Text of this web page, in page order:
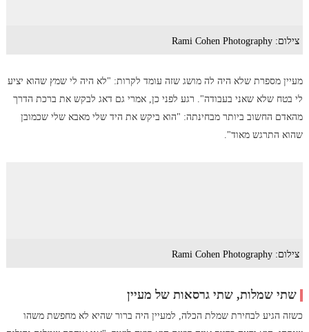
צילום: Rami Cohen Photography
מעיין מספרת שלא היה לה מושג שזה עומד לקרות: "לא היה לי שמץ שהוא יציע
לי בטח שלא שאני בעבודה". רגע לפני כן, אמרי גם דאג לבקש את ברכת הדרך
מהאדם החשוב ביותר מבחינתה: "הוא ביקש את היד שלי מאבא שלי שכמובן
שהוא התרגש מאוד".
צילום: Rami Cohen Photography
שתי שמלות, שתי גרסאות של מעיין
כשזה הגיע לבחירת שמלת הכלה, למעיין היה ברור שהיא לא מחפשת משהו